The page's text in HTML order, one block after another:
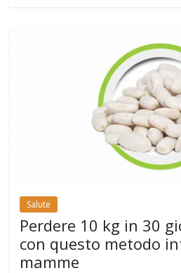
Salute
Perdere 10 kg in 30
con questo metodo
mamme